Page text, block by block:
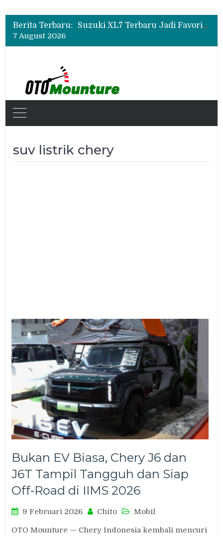
Berita Terbaru:
Promo Servis Mitsubishi Agustus 2026, Ada Diskon ESP dan Bodi & Cat Kilau Merdeka
Suzuki XL7 Terbaru Jadi Favorit Test Drive di GIIAS 2026, Ini Fitur yang Paling Dipuji
7 August 2026
suv listrik chery
Bukan EV Biasa, Chery J6 dan
J6T Tampil Tangguh dan Siap
Off-Road di IIMS 2026
9 Februari 2026 Chito Mobil
OTO Mounture — Chery Indonesia kembali mencuri